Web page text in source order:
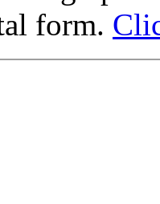
form.